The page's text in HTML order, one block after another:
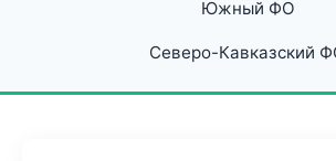
Южный ФО
Северо-Кавказский